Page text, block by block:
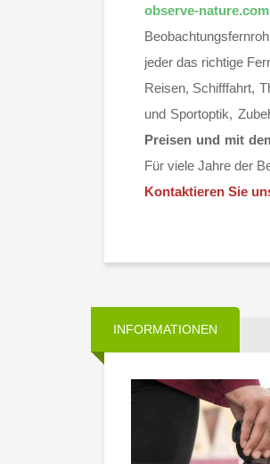
observe-nature.com
jeder das richtige
Reisen, Schifffahrt,
und Sportoptik,
Preisen und mit
Für viele Jahre der
Kontaktieren Sie
INFORMATIONEN